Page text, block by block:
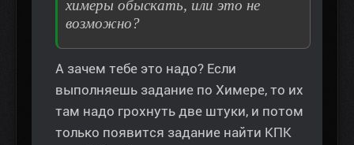
химеры обыскать, или это не
возможно?
А зачем тебе это надо? Если
выполняешь задание по Химере, то их
там надо грохнуть две штуки, и потом
только появится задание найти КПК